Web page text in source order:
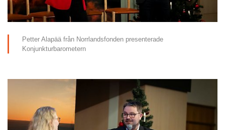
Petter Alapää från Norrlandsfonden presenterade
Konjunkturbarometern